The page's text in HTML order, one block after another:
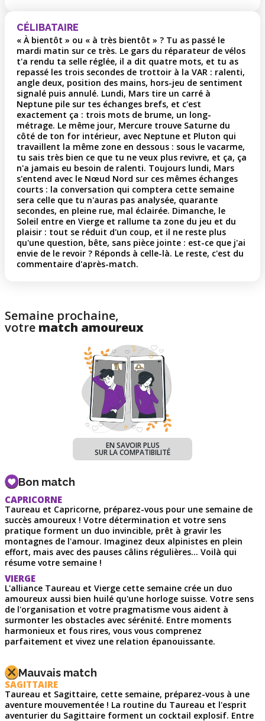
CÉLIBATAIRE
« À bientôt » ou « à très bientôt » ? Tu as passé le
mardi matin sur ce très. Le gars du réparateur de vélos
t'a rendu ta selle réglée, il a dit quatre mots, et tu as
repassé les trois secondes de trottoir à la VAR : ralenti,
angle deux, position des mains, hors-jeu de sentiment
signalé puis annulé. Lundi, Mars tire un carré à
Neptune pile sur tes échanges brefs, et c'est
exactement ça : trois mots de brume, un long-
métrage. Le même jour, Mercure trouve Saturne du
côté de ton for intérieur, avec Neptune et Pluton qui
travaillent la même zone en dessous : sous le vacarme,
tu sais très bien ce que tu ne veux plus revivre, et ça, ça
n'a jamais eu besoin de ralenti. Toujours lundi, Mars
s'entend avec le Nœud Nord sur ces mêmes échanges
courts : la conversation qui comptera cette semaine
sera celle que tu n'auras pas analysée, quarante
secondes, en pleine rue, mal éclairée. Dimanche, le
Soleil entre en Vierge et rallume ta zone du jeu et du
plaisir : tout se réduit d'un coup, et il ne reste plus
qu'une question, bête, sans pièce jointe : est-ce que j'ai
envie de le revoir ? Réponds à celle-là. Le reste, c'est du
commentaire d'après-match.
Semaine prochaine,
votre match amoureux
EN SAVOIR PLUS
SUR LA COMPATIBILITÉ
Bon match
CAPRICORNE
Taureau et Capricorne, préparez-vous pour une semaine de
succès amoureux ! Votre détermination et votre sens
pratique forment un duo invincible, prêt à gravir les
montagnes de l'amour. Imaginez deux alpinistes en plein
effort, mais avec des pauses câlins régulières... Voilà qui
résume votre semaine !
VIERGE
L'alliance Taureau et Vierge cette semaine crée un duo
amoureux aussi bien huilé qu'une horloge suisse. Votre sens
de l'organisation et votre pragmatisme vous aident à
surmonter les obstacles avec sérénité. Entre moments
harmonieux et fous rires, vous vous comprenez
parfaitement et vivez une relation épanouissante.
Mauvais match
SAGITTAIRE
Taureau et Sagittaire, cette semaine, préparez-vous à une
aventure mouvementée ! La routine du Taureau et l'esprit
aventurier du Sagittaire forment un cocktail explosif. Entre